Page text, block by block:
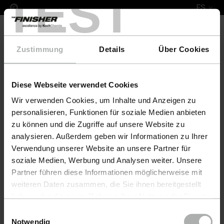
TEST
Zustimmung Details Über Cookies
Diese Webseite verwendet Cookies
Wir verwenden Cookies, um Inhalte und Anzeigen zu
personalisieren, Funktionen für soziale Medien anbieten
zu können und die Zugriffe auf unsere Website zu
analysieren. Außerdem geben wir Informationen zu Ihrer
Verwendung unserer Website an unsere Partner für
soziale Medien, Werbung und Analysen weiter. Unsere
Partner führen diese Informationen möglicherweise mit
weiteren Daten zusammen, die Sie ihnen bereitgestellt
Einstellungen zu den Cookies finden Sie unter
Notwendig
ES
COLOURLOCK Leather Fresh 100 ml Skoda